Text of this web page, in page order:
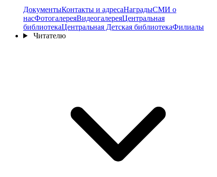
ДокументыКонтакты и адресаНаградыСМИ о
насФотогалереяВидеогалереяЦентральная
библиотекаЦентральная Детская библиотекаФилиалы
Читателю